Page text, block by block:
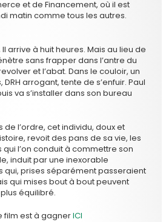
et de Financement, où il est
matin comme tous les autres.
arrive à huit heures. Mais au lieu de
sans frapper dans l’antre du
et l’abat. Dans le couloir, un
arrogant, tente de s’enfuir. Paul
va s’installer dans son bureau
de l’ordre, cet individu, doux et
revoit des pans de sa vie, les
l’on conduit à commettre son
induit par une inexorable
qui, prises séparément passeraient
qui mises bout à bout peuvent
équilibré.
film est à gagnerICI